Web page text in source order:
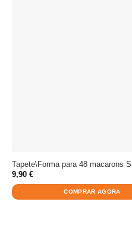
Tapete\Forma para 48 macarons
9,90 €
COMPRAR AGORA